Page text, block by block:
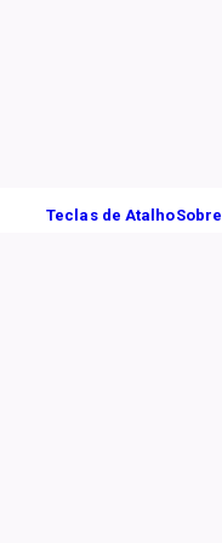
Teclas de AtalhoSobre